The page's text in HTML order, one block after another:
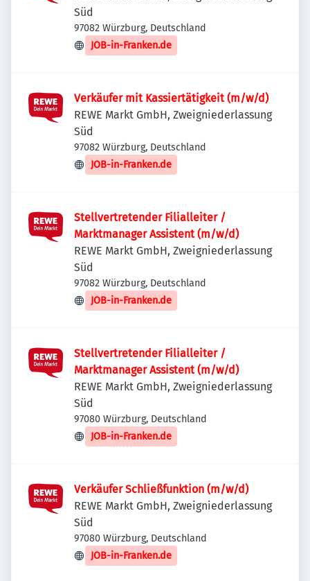
Süd
97082 Würzburg, Deutschland
JOB-in-Franken.de
Verkäufer mit Kassiertätigkeit (m/w/d)
REWE Markt GmbH, Zweigniederlassung
Süd
97082 Würzburg, Deutschland
JOB-in-Franken.de
Stellvertretender Filialleiter /
Marktmanager Assistent (m/w/d)
REWE Markt GmbH, Zweigniederlassung
Süd
97082 Würzburg, Deutschland
JOB-in-Franken.de
Stellvertretender Filialleiter /
Marktmanager Assistent (m/w/d)
REWE Markt GmbH, Zweigniederlassung
Süd
97080 Würzburg, Deutschland
JOB-in-Franken.de
Verkäufer Schließfunktion (m/w/d)
REWE Markt GmbH, Zweigniederlassung
Süd
97080 Würzburg, Deutschland
JOB-in-Franken.de